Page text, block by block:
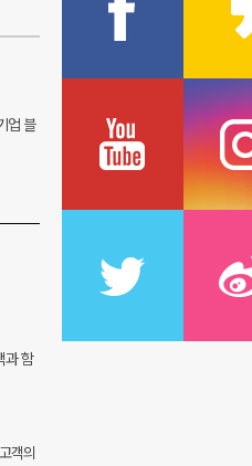
업 블
과 함
객의